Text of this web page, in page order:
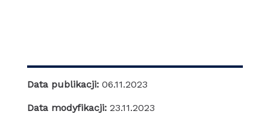
Data publikacji: 06.11.2023
Data modyfikacji: 23.11.2023